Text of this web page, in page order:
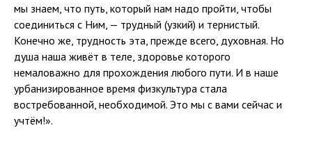
мы знаем, что путь, который нам надо пройти, чтобы
соединиться с Ним, — трудный (узкий) и тернистый.
Конечно же, трудность эта, прежде всего, духовная. Но
душа наша живёт в теле, здоровье которого
немаловажно для прохождения любого пути. И в наше
урбанизированное время физкультура стала
востребованной, необходимой. Это мы с вами сейчас и
учтём!».